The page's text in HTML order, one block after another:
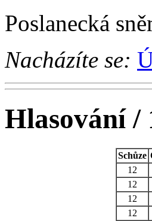
Poslanecká
Nacházíte se:
Hlasování /
Schůze
12
12
12
12